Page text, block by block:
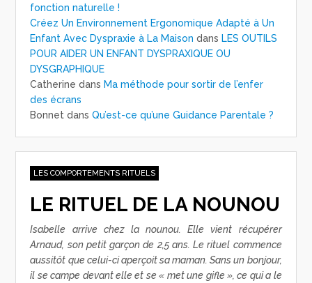
fonction naturelle !
Créez Un Environnement Ergonomique Adapté à Un
Enfant Avec Dyspraxie à La Maison dans LES OUTILS
POUR AIDER UN ENFANT DYSPRAXIQUE OU
DYSGRAPHIQUE
Catherine dans Ma méthode pour sortir de l’enfer
des écrans
Bonnet dansQu’est-ce qu’une Guidance Parentale ?
LES COMPORTEMENTS RITUELS
LE RITUEL DE LA NOUNOU
Isabelle arrive chez la nounou. Elle vient récupérer
Arnaud, son petit garçon de 2,5 ans. Le rituel commence
aussitôt que celui-ci aperçoit sa maman. Sans un bonjour,
il se campe devant elle et se « met une gifle », ce qui a le